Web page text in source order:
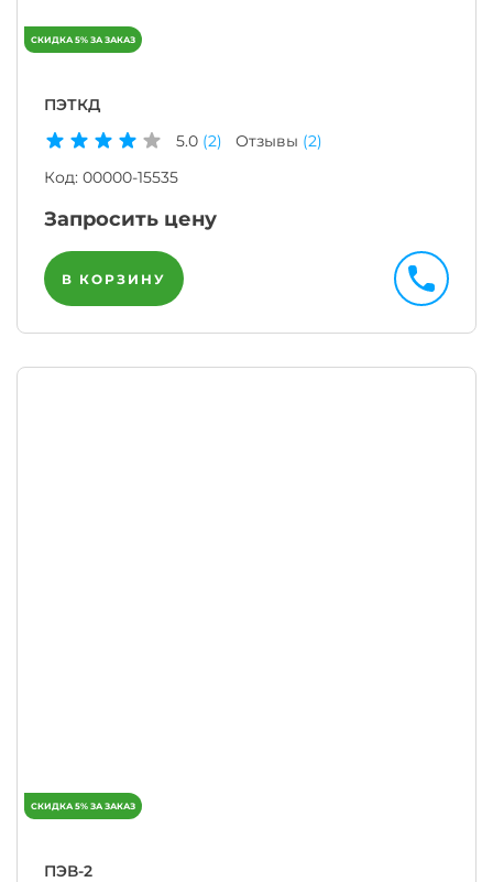
ПЭТКД
5.0 (2) Отзывы (2)
Код: 00000-15535
Запросить цену
В КОРЗИНУ
ПЭВ-2